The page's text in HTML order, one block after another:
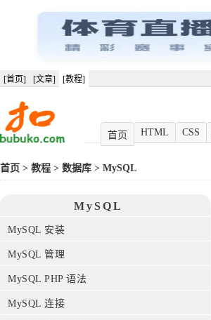
[首页] [文章] [教程]
首页 HTML CSS
首页 > 教程 > 数据库 > MySQL
MySQL
MySQL 安装
MySQL 管理
MySQL PHP 语法
MySQL 连接